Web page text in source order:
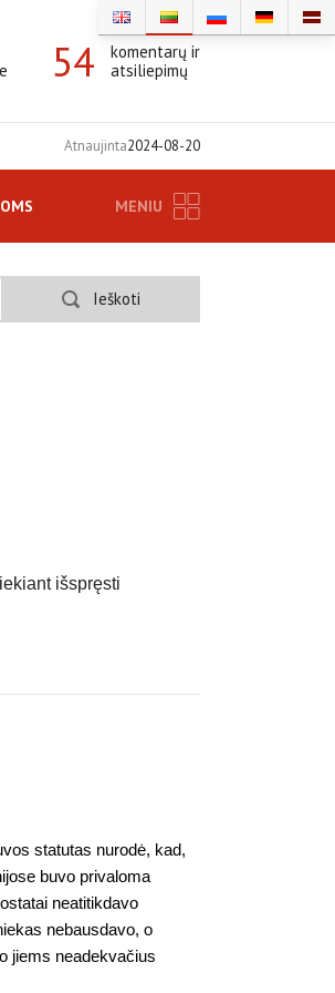
54
komentarų ir
atsiliepimų
Atnaujinta2024-08-20
MENIU
Ieškoti
išspręsti
statutas nurodė, kad,
buvo privaloma
neatitikdavo
nebausdavo, o
jiems neadekvačius